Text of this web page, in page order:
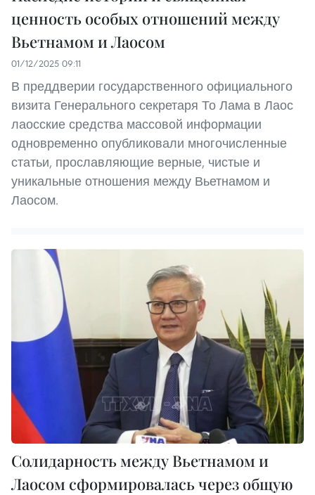
ценность особых отношений между
Вьетнамом и Лаосом
01/12/2025 09:11
В преддверии государственного официального
визита Генерального секретаря То Лама в Лаос
лаосские средства массовой информации
одновременно опубликовали многочисленные
статьи, прославляющие верные, чистые и
уникальные отношения между Вьетнамом и
Лаосом.
Солидарность между Вьетнамом и
Лаосом сформировалась через общую